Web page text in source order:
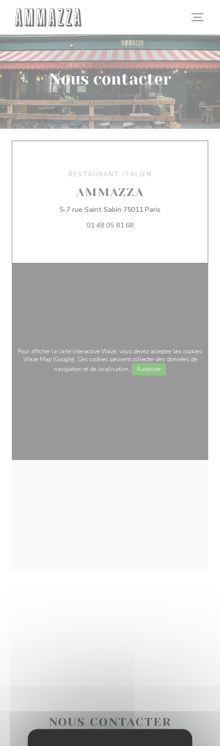
Personnalisation de vos choix en matière de cookies
Nous contacter
RESTAURANT ITALIEN
AMMAZZA
5-7 rue Saint Sabin 75011 Paris
01 48 05 81 68
Pour afficher la carte interactive Waze, vous devez accepter les cookies
Waze Map (Google). Ces cookies peuvent collecter des données de
navigation et de localisation.
Autoriser
NOUS CONTACTER